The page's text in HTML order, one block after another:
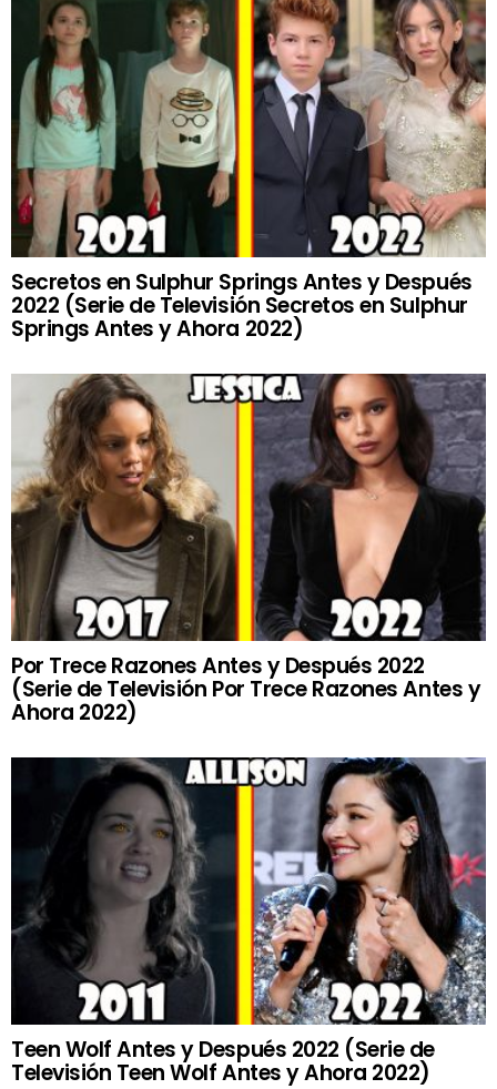
Secretos en Sulphur Springs Antes y Después
2022 (Serie de Televisión Secretos en Sulphur
Springs Antes y Ahora 2022)
Por Trece Razones Antes y Después 2022
(Serie de Televisión Por Trece Razones Antes y
Ahora 2022)
Teen Wolf Antes y Después 2022 (Serie de
Televisión Teen Wolf Antes y Ahora 2022)